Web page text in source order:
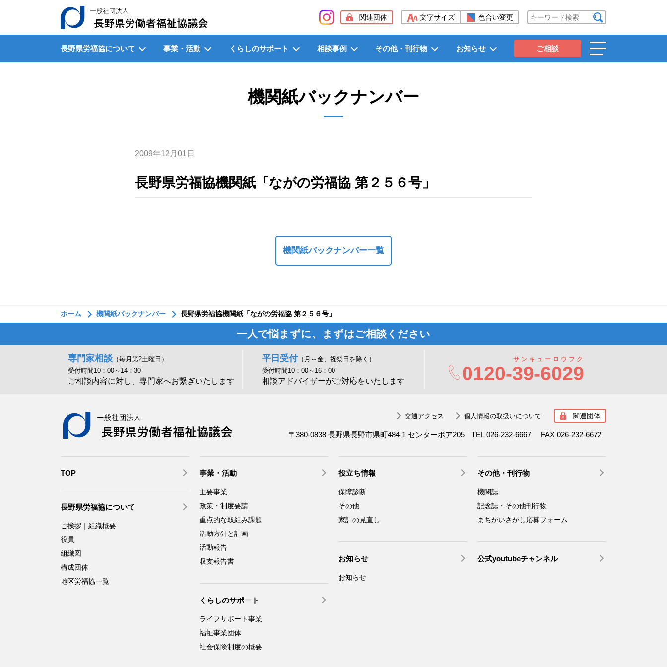
一般社団法人長野県労働者福祉協議会（長野県労福協）
関連団体 文字サイズ 色合い変更
長野県労福協について 事業・活動 くらしのサポート 相談事例 その他・刊行物 お知らせ ご相談
toggle
機関紙バックナンバー
2009年12月01日
長野県労福協機関紙「ながの労福協 第２５６号」
機関紙バックナンバー一覧
ホーム 機関紙バックナンバー 長野県労福協機関紙「ながの労福協 第２５６号」
一人で悩まずに、まずはご相談ください
専門家相談 （毎月第2土曜日）
受付時間10：00～14：30
ご相談内容に対し、専門家へお繋ぎいたします
平日受付（月～金、祝祭日を除く）
受付時間10：00～16：00
相談アドバイザーがご対応をいたします 0120-39-6029
サンキューロウフク
交通アクセス 個人情報の取扱いについて 関連団体
〒380-0838 長野県長野市県町484-1 センターボア205 TEL 026-232-6667 FAX 026-232-6672
TOP
長野県労福協について
ご挨拶｜組織概要
役員
組織図
構成団体
地区労福協一覧
事業・活動
主要事業
政策・制度要請
重点的な取組み課題
活動方針と計画
活動報告
収支報告書
くらしのサポート
ライフサポート事業
福祉事業団体
社会保険制度の概要
役立ち情報
保障診断
その他
家計の見直し
お知らせ
お知らせ
その他・刊行物
機関誌
記念誌・その他刊行物
まちがいさがし応募フォーム
公式youtubeチャンネル